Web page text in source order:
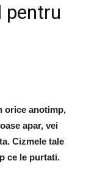
orice anotimp,
apar, vei
Cizmele tale
ce le purtati.